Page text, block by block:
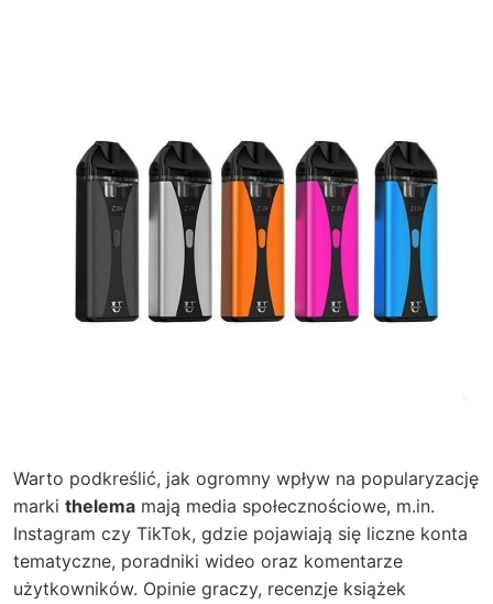
Warto podkreślić, jak ogromny wpływ na popularyzację
marki thelema mają media społecznościowe, m.in.
Instagram czy TikTok, gdzie pojawiają się liczne konta
tematyczne, poradniki wideo oraz komentarze
użytkowników. Opinie graczy, recenzje książek